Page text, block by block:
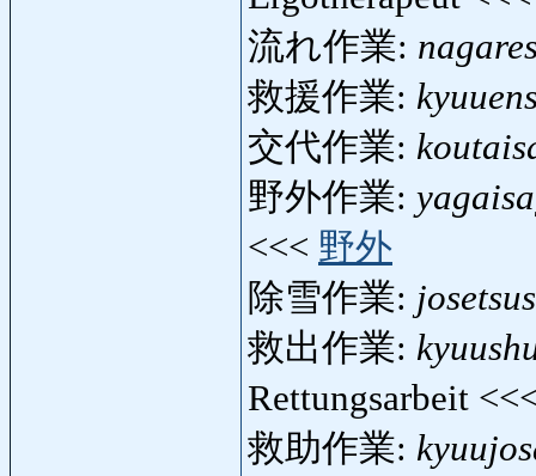
流れ作業:
救援作業:
交代作業:
野外作業:
<<< 野外
除雪作業:
救出作業:
Rettungsarbeit
救助作業: